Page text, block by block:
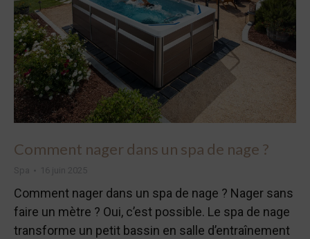
Comment nager dans un spa de nage ?
Comment nager dans un spa de nage ? Nager sans
faire un mètre ? Oui, c’est possible. Le spa de nage
transforme un petit bassin en salle d’entraînement